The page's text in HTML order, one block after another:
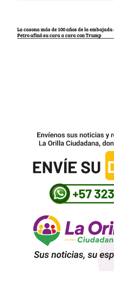
La casona más de 100 años de la
Petro afinó su cara a cara con Trump